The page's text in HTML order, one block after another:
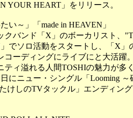
YOUR HEART」をリリース。
い～」「made in HEAVEN」
バンド「X」のボーカリスト、
でソロ活動をスタートし、「X」
コーディングにライブにと大活躍
ティ溢れる人間TOSHIの魅力が多
にニュー・シングル「Looming ～
けしのTVタックル」エンディン